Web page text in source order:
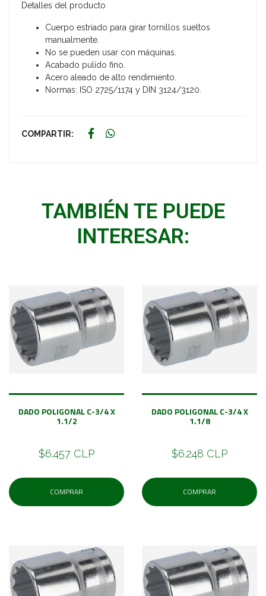
Detalles del producto
Cuerpo estriado para girar tornillos sueltos
manualmente.
No se pueden usar con máquinas.
Acabado pulido fino.
Acero aleado de alto rendimiento.
Normas: ISO 2725/1174 y DIN 3124/3120.
COMPARTIR:
TAMBIÉN TE PUEDE
INTERESAR:
DADO POLIGONAL C-3/4 X
1.1/2
$6.457 CLP
COMPRAR
DADO POLIGONAL C-3/4 X
1.1/8
$6.248 CLP
COMPRAR